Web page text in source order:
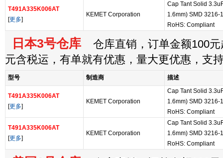
T491A335K006AT
[更多]
KEMET Corporation
Cap Tant Solid
1.6mm) SMD 3216-
RoHS: Compliant
日本3号仓库 仓库直销，订单金额100元
元含税运，有单就有优惠，量大更优惠，支
型号 制造商 描述
T491A335K006AT
[更多]
KEMET Corporation
Cap Tant Solid
1.6mm) SMD 3216-
RoHS: Compliant
T491A335K006AT
[更多]
KEMET Corporation
Cap Tant Solid
1.6mm) SMD 3216-
RoHS: Compliant